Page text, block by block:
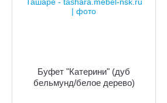
Буфет "Катерини" (дуб
бельмунд/белое дерево)